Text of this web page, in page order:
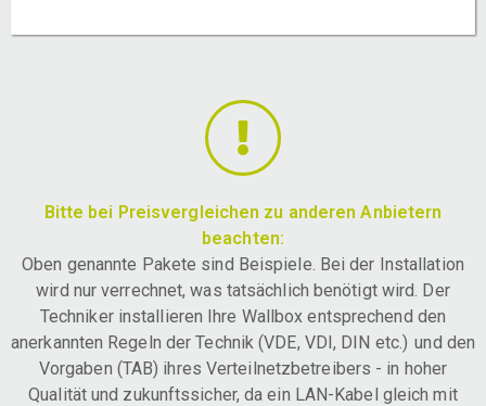
Bitte bei Preisvergleichen zu anderen Anbietern
beachten:
Oben genannte Pakete sind Beispiele. Bei der Installation
wird nur verrechnet, was tatsächlich benötigt wird. Der
Techniker installieren Ihre Wallbox entsprechend den
anerkannten Regeln der Technik (VDE, VDI, DIN etc.) und den
Vorgaben (TAB) ihres Verteilnetzbetreibers - in hoher
Qualität und zukunftssicher, da ein LAN-Kabel gleich mit